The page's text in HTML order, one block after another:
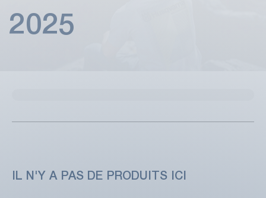
2025
IL N'Y A PAS DE PRODUITS ICI